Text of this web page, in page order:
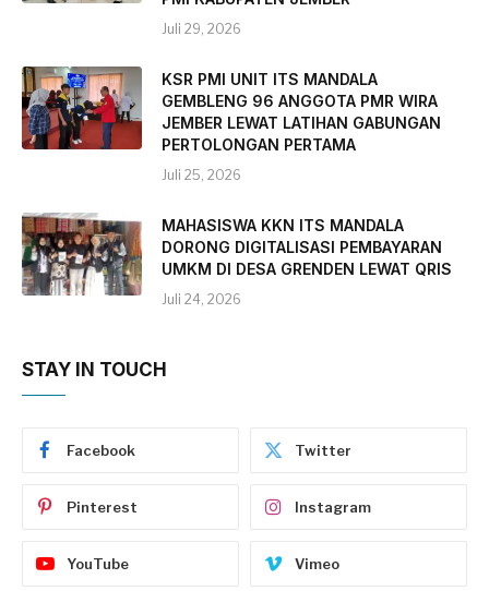
Juli 29, 2026
KSR PMI UNIT ITS MANDALA
GEMBLENG 96 ANGGOTA PMR WIRA
JEMBER LEWAT LATIHAN GABUNGAN
PERTOLONGAN PERTAMA
Juli 25, 2026
MAHASISWA KKN ITS MANDALA
DORONG DIGITALISASI PEMBAYARAN
UMKM DI DESA GRENDEN LEWAT QRIS
Juli 24, 2026
STAY IN TOUCH
Facebook Twitter
Pinterest Instagram
YouTube Vimeo